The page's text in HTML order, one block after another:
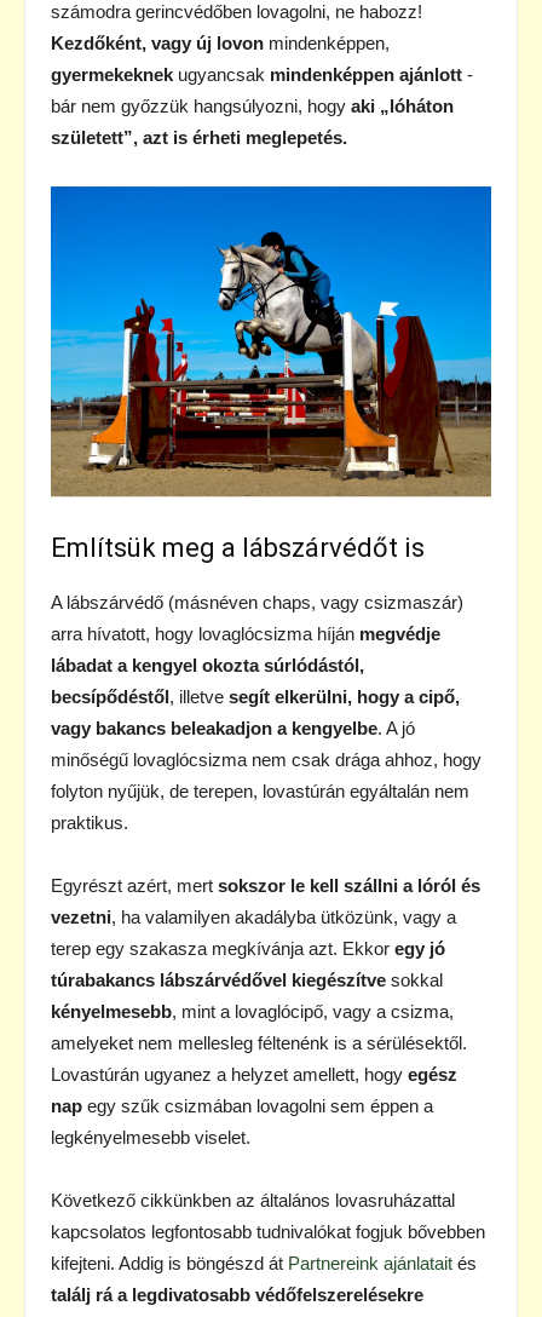
számodra gerincvédőben lovagolni, ne habozz!
Kezdőként, vagy új lovon mindenképpen,
gyermekeknek ugyancsak mindenképpen ajánlott -
bár nem győzzük hangsúlyozni, hogy aki „lóháton
született”, azt is érheti meglepetés.
Említsük meg a lábszárvédőt is
A lábszárvédő (másnéven chaps, vagy csizmaszár)
arra hívatott, hogy lovaglócsizma híján megvédje
lábadat a kengyel okozta súrlódástól,
becsípődéstől, illetve segít elkerülni, hogy a cipő,
vagy bakancs beleakadjon a kengyelbe. A jó
minőségű lovaglócsizma nem csak drága ahhoz, hogy
folyton nyűjük, de terepen, lovastúrán egyáltalán nem
praktikus.
Egyrészt azért, mert sokszor le kell szállni a lóról és
vezetni, ha valamilyen akadályba ütközünk, vagy a
terep egy szakasza megkívánja azt. Ekkor egy jó
túrabakancs lábszárvédővel kiegészítve sokkal
kényelmesebb, mint a lovaglócipő, vagy a csizma,
amelyeket nem mellesleg féltenénk is a sérülésektől.
Lovastúrán ugyanez a helyzet amellett, hogy egész
nap egy szűk csizmában lovagolni sem éppen a
legkényelmesebb viselet.
Következő cikkünkben az általános lovasruházattal
kapcsolatos legfontosabb tudnivalókat fogjuk bővebben
kifejteni. Addig is böngészd át Partnereink ajánlatait és
találj rá a legdivatosabb védőfelszerelésekre